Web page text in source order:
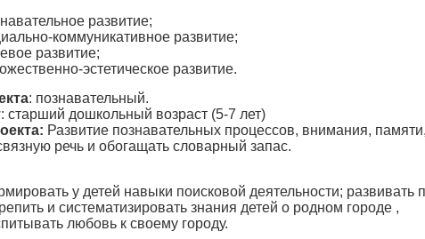
развитие;
коммуникативное развитие;
развитие;
эстетическое развитие.
: познавательный.
: старший дошкольный возраст (5-7 лет)
Развитие познавательных процессов, внимания,
речь и обогащать словарный запас.
у детей навыки поисковой деятельности; развивать
и систематизировать знания детей о родном городе ,
любовь к своему городу.